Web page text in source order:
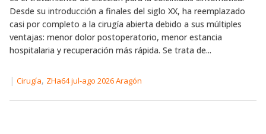
Desde su introducción a finales del siglo XX, ha reemplazado
casi por completo a la cirugía abierta debido a sus múltiples
ventajas: menor dolor postoperatorio, menor estancia
hospitalaria y recuperación más rápida. Se trata de...
| Cirugía, ZHa64 jul-ago 2026 Aragón